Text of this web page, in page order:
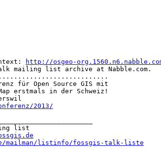
http://osgeo-
mailing list archive at Nabble.com.
für Open Source GIS mit
erstmals in der Schweiz!
2013/
mailman/listinfo/fossgis-talk-liste